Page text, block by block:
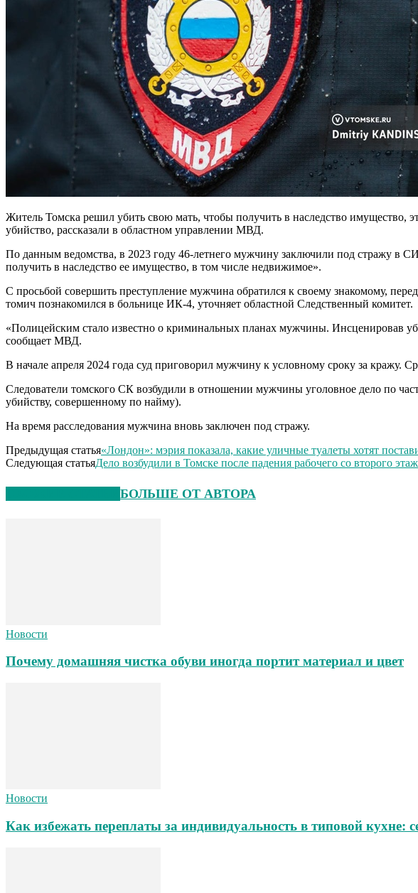
Житель Томска решил убить свою мать, чтобы получить в наследство имущество,
убийство, рассказали в областном управлении МВД.
По данным ведомства, в 2023 году 46-летнего мужчину заключили под стражу в
получить в наследство ее имущество, в том числе недвижимое».
С просьбой совершить преступление мужчина обратился к своему знакомому,
томич познакомился в больнице ИК-4, уточняет областной Следственный комитет.
«Полицейским стало известно о криминальных планах мужчины. Инсценировав
сообщает МВД.
В начале апреля 2024 года суд приговорил мужчину к условному сроку за кражу.
Следователи томского СК возбудили в отношении мужчины уголовное дело по
убийству, совершенному по найму).
На время расследования мужчина вновь заключен под стражу.
Предыдущая статья«Лондон»: мэрия показала, какие уличные туалеты хотят
Следующая статьяДело возбудили в Томске после падения рабочего со второго
БОЛЬШЕ ОТ АВТОРА
Новости
Почему домашняя чистка обуви иногда портит материал и цвет
Новости
Как избежать переплаты за индивидуальность в типовой кухне: